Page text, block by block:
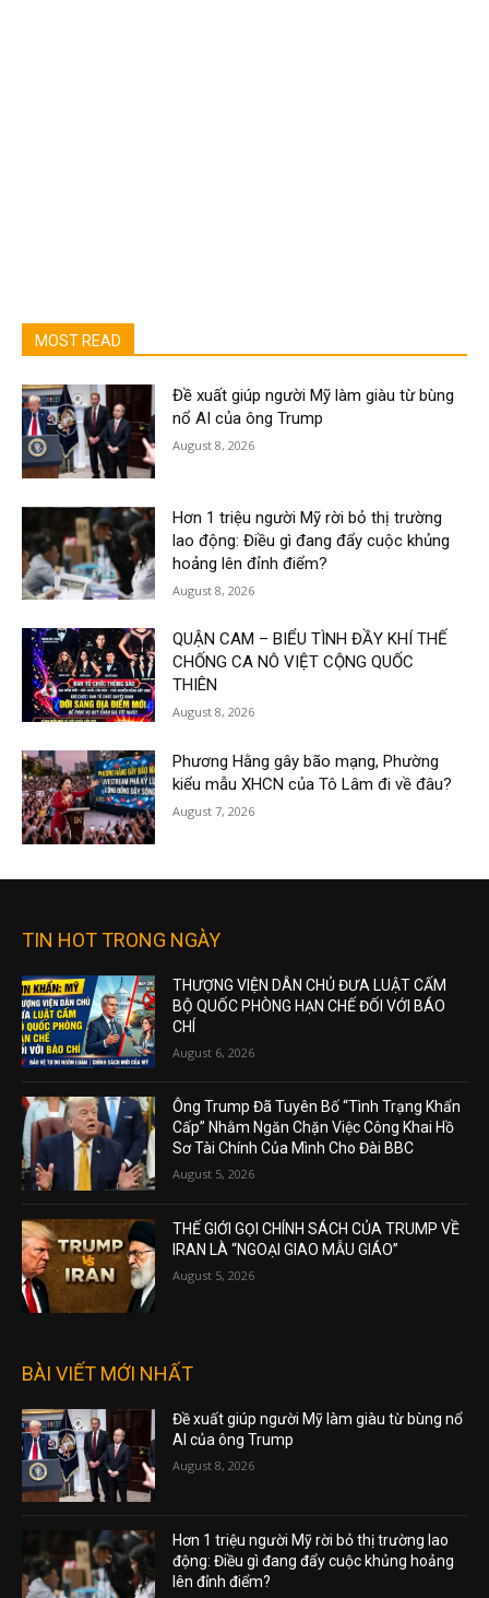
MOST READ
Đề xuất giúp người Mỹ làm giàu từ bùng
nổ AI của ông Trump
August 8, 2026
Hơn 1 triệu người Mỹ rời bỏ thị trường
lao động: Điều gì đang đẩy cuộc khủng
hoảng lên đỉnh điểm?
August 8, 2026
QUẬN CAM – BIỂU TÌNH ĐẦY KHÍ THẾ
CHỐNG CA NÔ VIỆT CỘNG QUỐC
THIÊN
August 8, 2026
Phương Hằng gây bão mạng, Phường
kiểu mẫu XHCN của Tô Lâm đi về đâu?
August 7, 2026
TIN HOT TRONG NGÀY
THƯỢNG VIỆN DÂN CHỦ ĐƯA LUẬT CẤM
BỘ QUỐC PHÒNG HẠN CHẾ ĐỐI VỚI BÁO
CHÍ
August 6, 2026
Ông Trump Đã Tuyên Bố “Tình Trạng Khẩn
Cấp” Nhằm Ngăn Chặn Việc Công Khai Hồ
Sơ Tài Chính Của Mình Cho Đài BBC
August 5, 2026
THẾ GIỚI GỌI CHÍNH SÁCH CỦA TRUMP VỀ
IRAN LÀ “NGOẠI GIAO MẪU GIÁO”
August 5, 2026
BÀI VIẾT MỚI NHẤT
Đề xuất giúp người Mỹ làm giàu từ bùng nổ
AI của ông Trump
August 8, 2026
Hơn 1 triệu người Mỹ rời bỏ thị trường lao
động: Điều gì đang đẩy cuộc khủng hoảng
lên đỉnh điểm?